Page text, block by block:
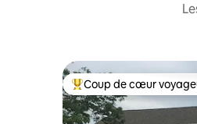
Coups de cœur
Coup de cœur